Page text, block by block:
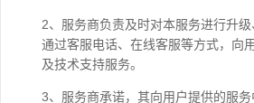
2、服务商负责及时对本服务进行升
通过客服电话、在线客服等方式，向
及技术支持服务。
3、服务商承诺，其向用户提供的服务